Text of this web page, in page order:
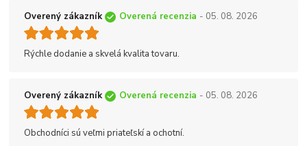
Overený zákazník Overená recenzia - 05. 08. 2026
Rýchle dodanie a skvelá kvalita tovaru.
Overený zákazník Overená recenzia - 05. 08. 2026
Obchodníci sú veľmi priateľskí a ochotní.